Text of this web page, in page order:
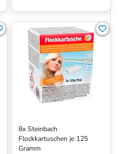
8x Steinbach
Flockkartuschen je 125
Gramm